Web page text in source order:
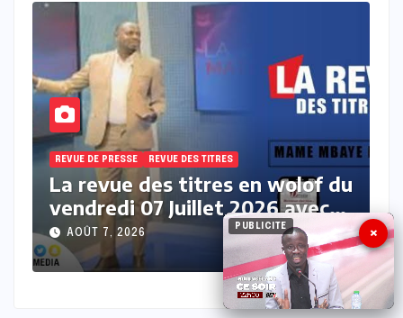
REVUE DE PRESSE REVUE DES TITRES
La revue de presse en français
du vendredi 07 Juillet 2026
avec Fabrice Nguema
AOÛT 7, 2026 ×
PUBLICITE